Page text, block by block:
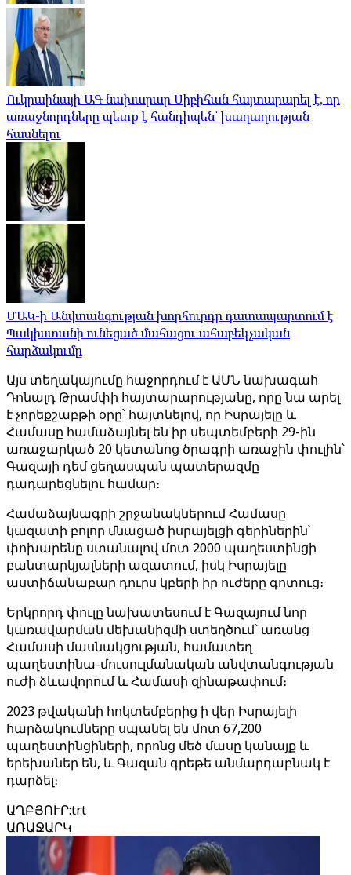
Ուկրաինայի ԱԳ նախարար Սիբիհան հայտարարել է, որ
առաջնորդները պետք է հանդիպեն՝ խաղաղության
հասնելու
ՄԱԿ-ի Անվտանգության խորհուրդը դատապարտում է
Պակիստանի ունեցած մահացու ահաբեկչական
հարձակումը
Այս տեղակայումը հաջորդում է ԱՄՆ նախագահ
Դոնալդ Թրամփի հայտարարությանը, որը նա արել
է չորեքշաբթի օրը՝ հայտնելով, որ Իսրայելը և
Համասը համաձայնել են իր սեպտեմբերի 29-ին
առաջարկած 20 կետանոց ծրագրի առաջին փուլին՝
Գազայի դեմ ցեղասպան պատերազմը
դադարեցնելու համար։
Համաձայնագրի շրջանակներում Համասը
կազատի բոլոր մնացած իսրայելցի գերիներին՝
փոխարենը ստանալով մոտ 2000 պաղեստինցի
բանտարկյալների ազատում, իսկ Իսրայելը
աստիճանաբար դուրս կբերի իր ուժերը գոտուց։
Երկրորդ փուլը նախատեսում է Գազայում նոր
կառավարման մեխանիզմի ստեղծում՝ առանց
Համասի մասնակցության, համատեղ
պաղեստինա-մուսուլմանական անվտանգության
ուժի ձևավորում և Համասի զինաթափում։
2023 թվականի հոկտեմբերից ի վեր Իսրայելի
հարձակումները սպանել են մոտ 67,200
պաղեստինցիների, որոնց մեծ մասը կանայք և
երեխաներ են, և Գազան գրեթե անմարդաբնակ է
դարձել։
ԱՂԲՅՈՒՐ:trt
ԱՌԱՋԱՐԿ